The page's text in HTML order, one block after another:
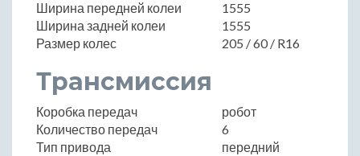
Ширина передней колеи
1555
Ширина задней колеи
1555
Размер колес
205 / 60 / R16
Трансмиссия
Коробка передач
робот
Количество передач
6
Тип привода
передний